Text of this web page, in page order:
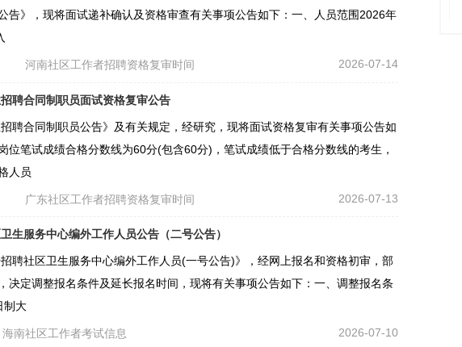
告》，现将面试递补确认及资格审查有关事项公告如下：一、人员范围2026年
2026-07-14
河南社区工作者招聘资格复审时间
聘合同制职员面试资格复审公告
聘合同制职员公告》及有关规定，经研究，现将面试资格复审有关事项公告如
位笔试成绩合格分数线为60分(包含60分)，笔试成绩低于合格分数线的考生，
人员
2026-07-13
广东社区工作者招聘资格复审时间
生服务中心编外工作人员公告（二号公告）
聘社区卫生服务中心编外工作人员(一号公告)》，经网上报名和资格初审，部
决定调整报名条件及延长报名时间，现将有关事项公告如下：一、调整报名条
制大
2026-07-10
海南社区工作者考试信息